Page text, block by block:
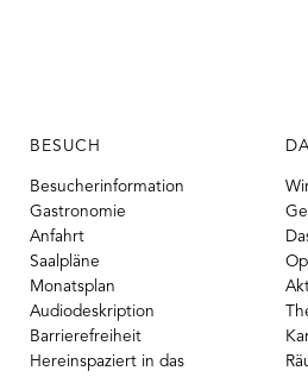
BESUCH
Besucherinformation
Gastronomie
Anfahrt
Saalpläne
Monatsplan
Audiodeskription
Barrierefreiheit
Hereinspaziert in das